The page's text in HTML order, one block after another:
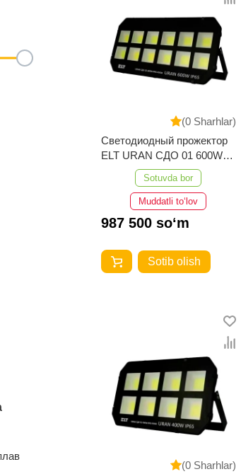
(0 Sharhlar)
Светодиодный прожектор
ELT URAN СДО 01 600W
IP65 6500K
Sotuvda bor
Muddatli to‘lov
987 500 so‘m
Sotib olish
(0 Sharhlar)